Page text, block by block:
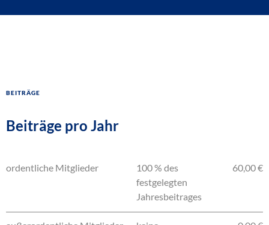
Beiträge
Beiträge pro Jahr
ordentliche Mitglieder
100 % des
festgelegten
Jahresbeitrages
60,00 €